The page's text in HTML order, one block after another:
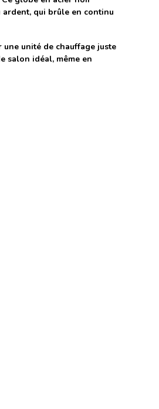
ardent, qui brûle en continu
unité de chauffage juste
salon idéal, même en